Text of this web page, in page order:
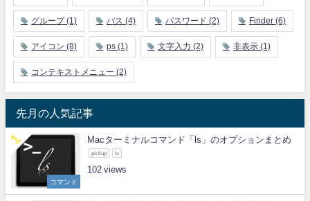
グループ(1) パス (4) パスワード (2) Finder (6)
アイコン (8) ps (1) 文字入力 (2) 非表示 (1)
コンテキストメニュー (2)
先月の人気記事
コマンド
Macターミナルコマンド「ls」のオプションまとめ
pickup ls
102